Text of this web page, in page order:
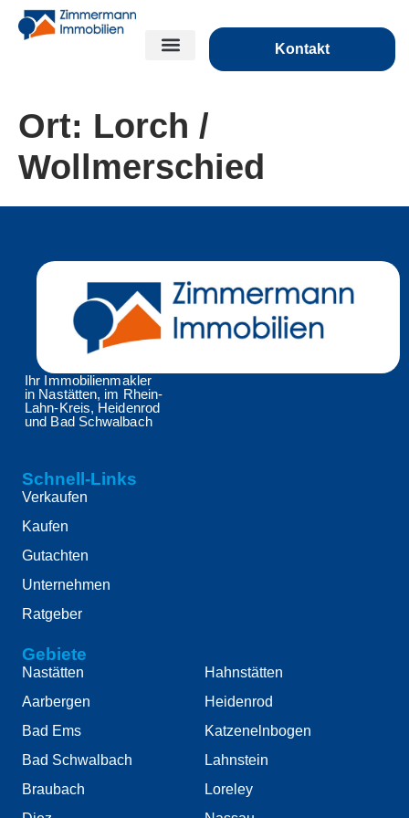
Kontakt
Ort: Lorch /
Wollmerschied
Ihr Immobilienmakler
in Nastätten, im Rhein-
Lahn-Kreis, Heidenrod
und Bad Schwalbach
Schnell-Links
Verkaufen
Kaufen
Gutachten
Unternehmen
Ratgeber
Gebiete
Nastätten
Aarbergen
Bad Ems
Bad Schwalbach
Braubach
Hahnstätten
Heidenrod
Katzenelnbogen
Lahnstein
Loreley